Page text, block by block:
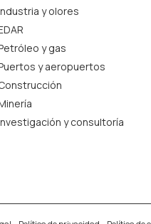
y olores
y gas
y aeropuertos
y consultoría